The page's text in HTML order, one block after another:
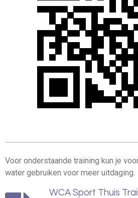
Voor onderstaande training kun je
water gebruiken voor meer uitdaging.
WCA Sport Thuis